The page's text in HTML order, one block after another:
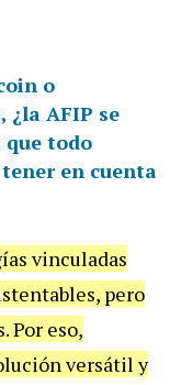
o
¿la AFIP se
que todo
en cuenta
vinculadas
pero
Por eso,
versátil y